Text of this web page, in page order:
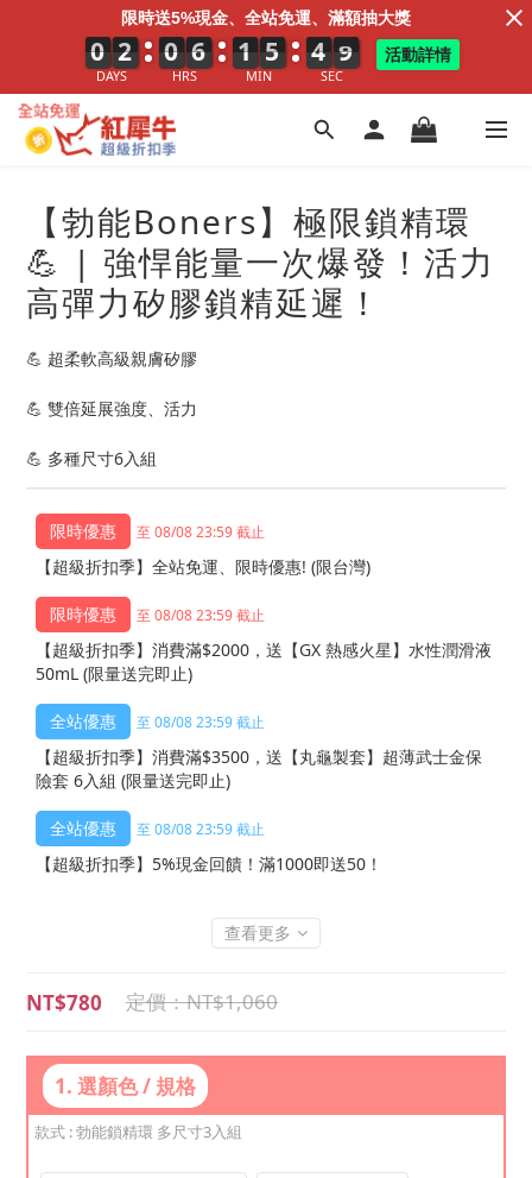
【勃能Boners】極限鎖精環
💪 | 強悍能量一次爆發！活力
高彈力矽膠鎖精延遲！
💪 超柔軟高級親膚矽膠
💪 雙倍延展強度、活力
💪 多種尺寸6入組
至 08/08 23:59 截止
【超級折扣季】全站免運、限時優惠! (限台灣)
至 08/08 23:59 截止
【超級折扣季】消費滿$2000，送【GX 熱感火星】水性潤滑液
50mL (限量送完即止)
至 08/08 23:59 截止
【超級折扣季】消費滿$3500，送【丸龜製套】超薄武士金保
險套 6入組 (限量送完即止)
至 08/08 23:59 截止
【超級折扣季】5%現金回饋！滿1000即送50！
查看更多
NT$1,060
NT$780
1. 選顏色 / 規格
款式 : 勃能鎖精環 多尺寸3入組
限時送5%現金、全站免運、滿額抽大獎
0
0
0 2
2
2
DAYS
0
0
0 6
6
6
HRS
1
1
1 5
6
5
MIN
4
5
4 6
7
7
SEC
活動詳情